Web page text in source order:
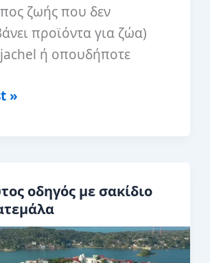
ζωής που δεν
προϊόντα για ζώα)
ή οπουδήποτε
»
οδηγός με σακίδιο